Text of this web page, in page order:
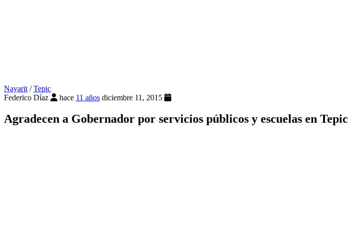
Nayarit/Tepic
Federico Díaz
hace 11 años diciembre 11, 2015
Agradecen a Gobernador por servicios públicos y escuelas en Tepic